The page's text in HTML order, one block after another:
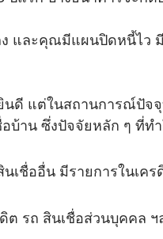
และคุณมีแผนปิดหนี้ไว
แต่ในสถานการณ์ปัจจุ
อบ้าน ซึ่งปัจจัยหลัก ๆ ที่
ชื่ออื่น มีรายการในเค
รถ สินเชื่อส่วนบุคคล ฯ